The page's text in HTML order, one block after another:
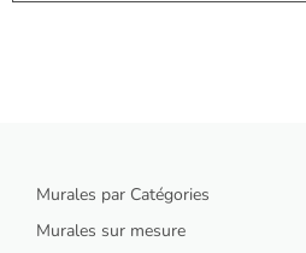
Murales par Catégories
Murales sur mesure